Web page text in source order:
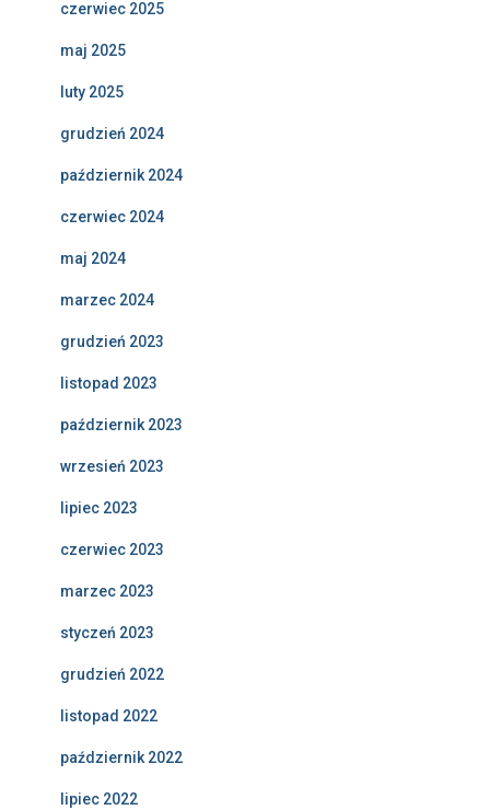
czerwiec 2025
maj 2025
luty 2025
grudzień 2024
październik 2024
czerwiec 2024
maj 2024
marzec 2024
grudzień 2023
listopad 2023
październik 2023
wrzesień 2023
lipiec 2023
czerwiec 2023
marzec 2023
styczeń 2023
grudzień 2022
listopad 2022
październik 2022
lipiec 2022